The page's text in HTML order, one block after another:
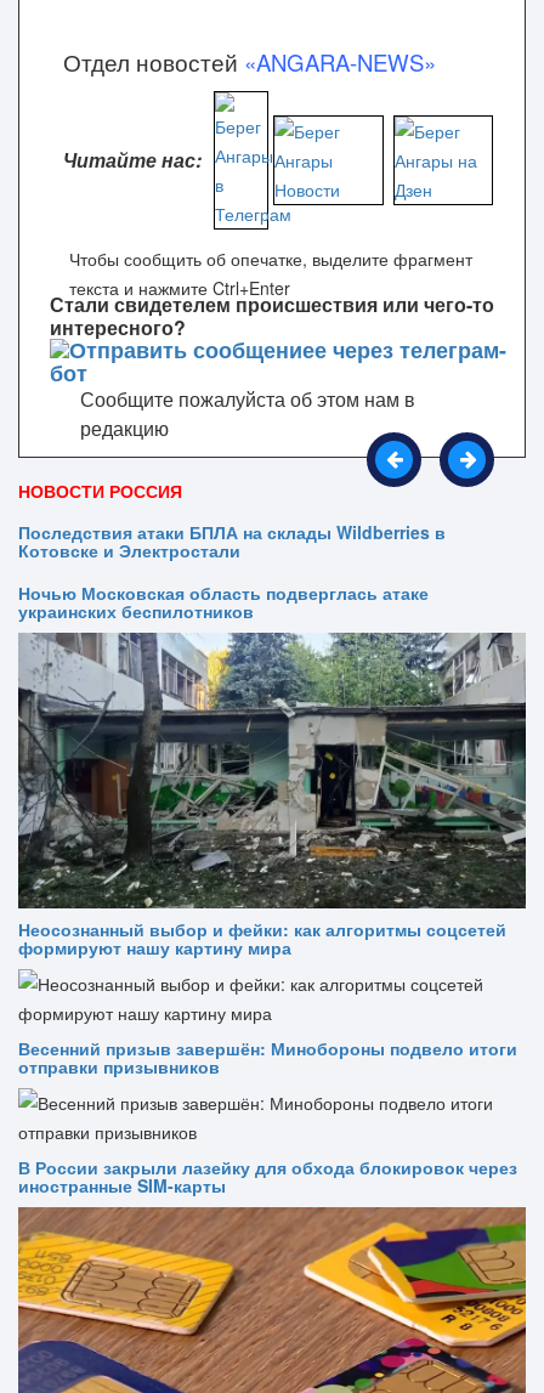
Отдел новостей «ANGARA-NEWS»
Читайте нас:
Стали свидетелем происшествия или чего-то
интересного?
Сообщите пожалуйста об этом нам в
редакцию
Чтобы сообщить об опечатке, выделите фрагмент
текста и нажмите Ctrl+Enter
НОВОСТИ РОССИЯ
Последствия атаки БПЛА на склады Wildberries в
Котовске и Электростали
Ночью Московская область подверглась атаке
украинских беспилотников
Неосознанный выбор и фейки: как алгоритмы соцсетей
формируют нашу картину мира
Весенний призыв завершён: Минобороны подвело итоги
отправки призывников
В России закрыли лазейку для обхода блокировок через
иностранные SIM-карты